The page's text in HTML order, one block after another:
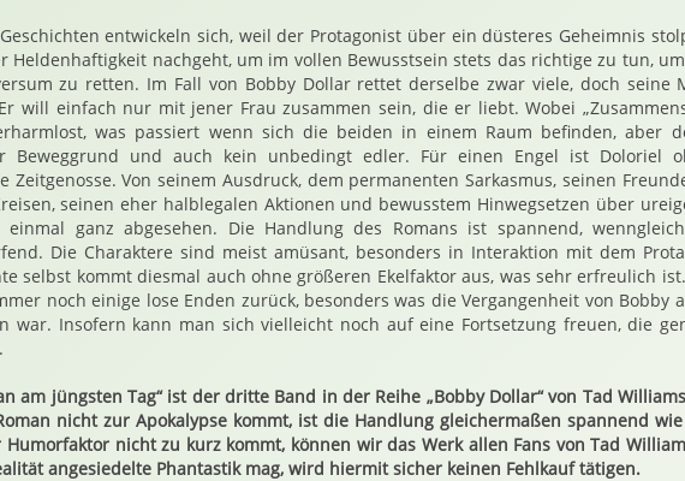
entwickeln sich, weil der Protagonist über ein düsteres Geheimnis
Heldenhaftigkeit nachgeht, um im vollen Bewusstsein stets das richtige zu tun,
zu retten. Im Fall von Bobby Dollar rettet derselbe zwar viele, doch seine
will einfach nur mit jener Frau zusammen sein, die er liebt. Wobei
was passiert wenn sich die beiden in einem Raum befinden, aber
Beweggrund und auch kein unbedingt edler. Für einen Engel ist Doloriel
Zeitgenosse. Von seinem Ausdruck, dem permanenten Sarkasmus, seinen
seinen eher halblegalen Aktionen und bewusstem Hinwegsetzen über
einmal ganz abgesehen. Die Handlung des Romans ist spannend,
Die Charaktere sind meist amüsant, besonders in Interaktion mit dem
selbst kommt diesmal auch ohne größeren Ekelfaktor aus, was sehr erfreulich
noch einige lose Enden zurück, besonders was die Vergangenheit von Bobby
war. Insofern kann man sich vielleicht noch auf eine Fortsetzung freuen, die
am jüngsten Tag“ ist der dritte Band in der Reihe „Bobby Dollar“ von Tad
nicht zur Apokalypse kommt, ist die Handlung gleichermaßen spannend
Humorfaktor nicht zu kurz kommt, können wir das Werk allen Fans von Tad
angesiedelte Phantastik mag, wird hiermit sicher keinen Fehlkauf tätigen.